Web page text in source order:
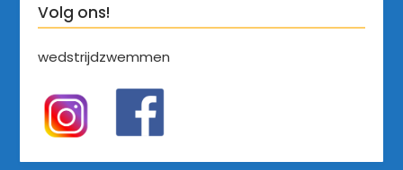
Volg ons!
wedstrijdzwemmen